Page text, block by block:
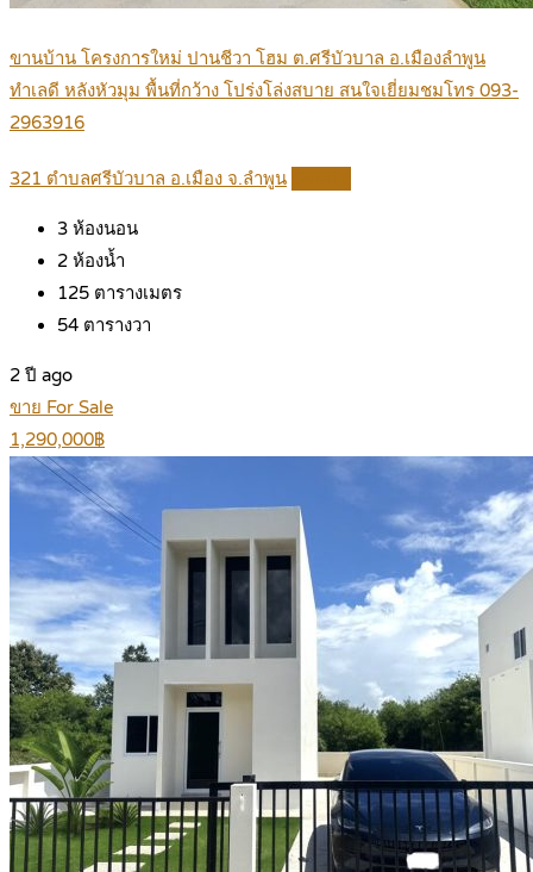
ขานบ้าน โครงการใหม่ ปานชีวา โฮม ต.ศรีบัวบาล อ.เมืองลำพูน
ทำเลดี หลังหัวมุม พื้นที่กว้าง โปร่งโล่งสบาย สนใจเยี่ยมชมโทร 093-
2963916
321 ตำบลศรีบัวบาล อ.เมือง จ.ลำพูน
3 ห้องนอน
2 ห้องน้ำ
125 ตารางเมตร
54 ตารางวา
2 ปี ago
ขาย For Sale
1,290,000฿